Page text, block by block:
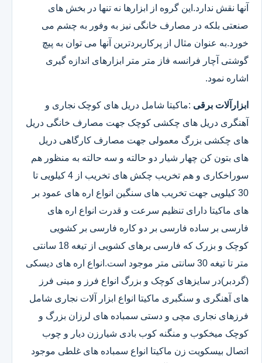
آنها نقش ندارد.این گروه از ابزارها نه تنها در بخش های
صنعتی بلکه در مصارف خانگی نیز به وفور به چشم می
خورد.به عنوان مثال از پرکاربردترین آنها می توان به پیچ
گوشتی آچار فرانسه فاز متر متر ابزارهای اندازه گیری
اشاره نمود.
ابزارآلات برقی :ماکیتا شامل دریل های کوچک نجاری و
آهنگری دریل های چکشی کوچک جهت مصارف خانگی دریل
های چکشی بزرگ معمولی جهت مصارف کارگاهی دریل
های بتون کن چهار شیار دو حالته و سه حالته به منظور هم
سوراخکاری و هم تخریب چکش های تخریب از 4 کیلویی تا
30 کیلویی جهت تخریب های سنگین انواع اره های عمود بر
های ماکیتا دارای تنظیم سرعت و قدرت انواع اره های
فارسی بر ساده فارسی بر دو کاره فارسی بر کشویی
کوچک و بزرک که فارسی برهای کشویی از تیغه 18 سانتی
متر تا تیغه 30 سانتی متر موجود است.انواع اره های دیسکی
(گردبر)در سایزهای کوچک و بزرگ انواع فرز و مینی فرز
های آهنگری و سنگبری ماکیتا انواع ابزار آلات نجاری شامل
فرزهای نجاری مچی و دستی سمباده های لرزان بزرگ و
کوچک میخکوب و منگنه کوب بادی شیارزن دیار و چوب
اتصال بیسکویت زن ماکیتا انواع سمباده های غلطی موجود